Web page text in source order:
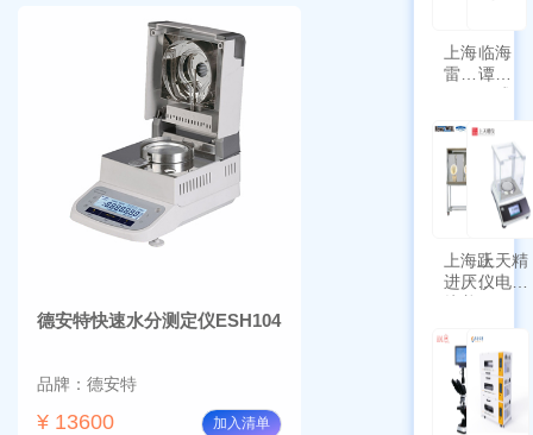
德安特快速水分测定仪ESH104
品牌：德安特
¥ 13600 加入清单
上海
雷磁
符合
新国
标带
功能
临海
谭氏
干式
泵
SPL-
10
上海跃
进厌氧
培养箱
III-T
上天精
仪电子
带审计
追踪功
能